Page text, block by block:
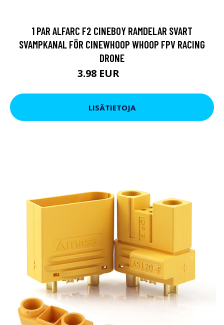
1 PAR ALFARC F2 CINEBOY RAMDELAR SVART
SVAMPKANAL FÖR CINEWHOOP WHOOP FPV RACING
DRONE
3.98 EUR
LISÄTIETOJA